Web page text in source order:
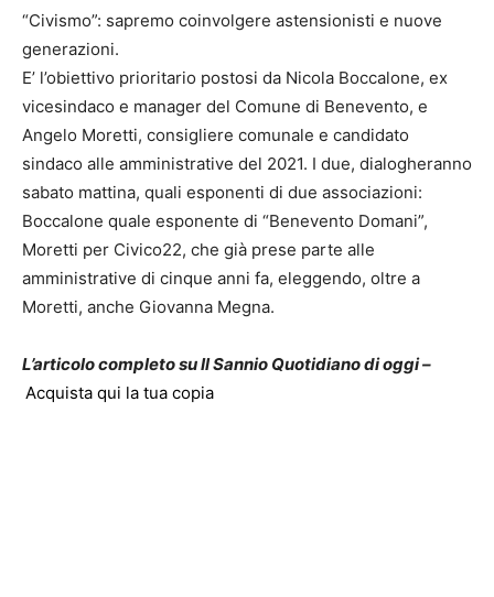
“Civismo”: sapremo coinvolgere astensionisti e nuove
generazioni.
E’ l’obiettivo prioritario postosi da Nicola Boccalone, ex
vicesindaco e manager del Comune di Benevento, e
Angelo Moretti, consigliere comunale e candidato
sindaco alle amministrative del 2021. I due, dialogheranno
sabato mattina, quali esponenti di due associazioni:
Boccalone quale esponente di “Benevento Domani”,
Moretti per Civico22, che già prese parte alle
amministrative di cinque anni fa, eleggendo, oltre a
Moretti, anche Giovanna Megna.
L’articolo completo su Il Sannio Quotidiano di oggi –
Acquista qui la tua copia